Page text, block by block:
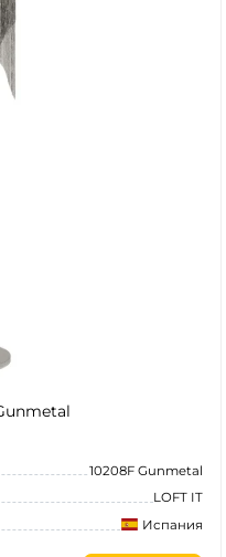
10208F Gunmetal
LOFT IT
Испания